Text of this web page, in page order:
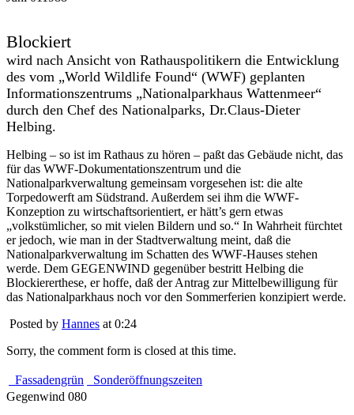
Blockiert
wird nach Ansicht von Rathauspolitikern die Entwicklung
des vom „World Wildlife Found“ (WWF) geplanten
Informationszentrums „Nationalparkhaus Wattenmeer“
durch den Chef des Nationalparks, Dr.Claus-Dieter
Helbing.
Helbing – so ist im Rathaus zu hören – paßt das Gebäude nicht, das
für das WWF-Dokumentationszentrum und die
Nationalparkverwaltung gemeinsam vorgesehen ist: die alte
Torpedowerft am Südstrand. Außerdem sei ihm die WWF-
Konzeption zu wirtschaftsorientiert, er hätt’s gern etwas
„volkstümlicher, so mit vielen Bildern und so.“ In Wahrheit fürchtet
er jedoch, wie man in der Stadtverwaltung meint, daß die
Nationalparkverwaltung im Schatten des WWF-Hauses stehen
werde. Dem GEGENWIND gegenüber bestritt Helbing die
Blockiererthese, er hoffe, daß der Antrag zur Mittelbewilligung für
das Nationalparkhaus noch vor den Sommerferien konzipiert werde.
Posted by Hannes at 0:24
Sorry, the comment form is closed at this time.
Fassadengrün
Sonderöffnungszeiten
Gegenwind 080